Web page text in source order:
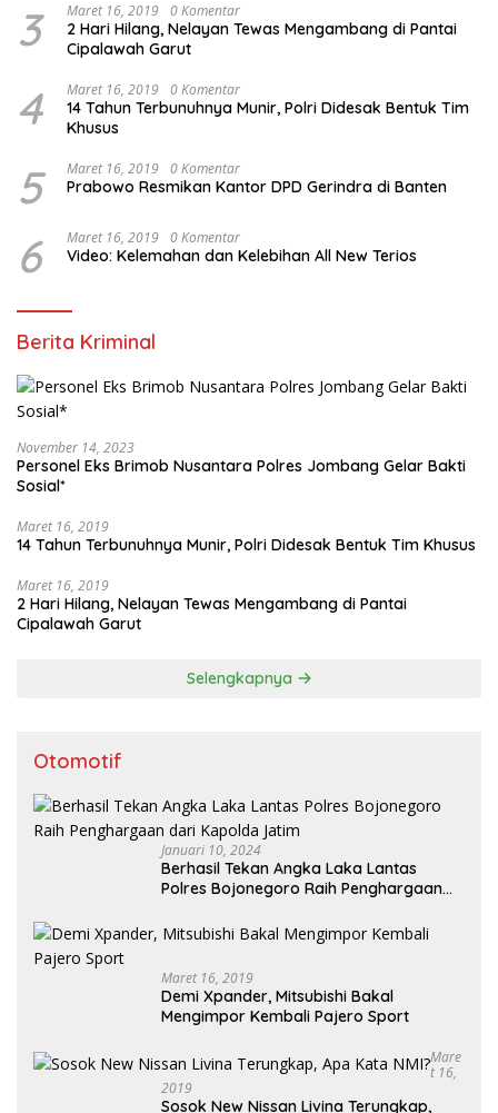
3 Maret 16, 2019 0 Komentar
2 Hari Hilang, Nelayan Tewas Mengambang di Pantai
Cipalawah Garut
4 Maret 16, 2019 0 Komentar
14 Tahun Terbunuhnya Munir, Polri Didesak Bentuk Tim
Khusus
5 Maret 16, 2019 0 Komentar
Prabowo Resmikan Kantor DPD Gerindra di Banten
6 Maret 16, 2019 0 Komentar
Video: Kelemahan dan Kelebihan All New Terios
Berita Kriminal
November 14, 2023
Personel Eks Brimob Nusantara Polres Jombang Gelar Bakti
Sosial*
Maret 16, 2019
14 Tahun Terbunuhnya Munir, Polri Didesak Bentuk Tim Khusus
Maret 16, 2019
2 Hari Hilang, Nelayan Tewas Mengambang di Pantai
Cipalawah Garut
Selengkapnya
Otomotif
Januari 10, 2024
Berhasil Tekan Angka Laka Lantas
Polres Bojonegoro Raih Penghargaan
Maret 16, 2019
Demi Xpander, Mitsubishi Bakal
Mengimpor Kembali Pajero Sport
Mare
T 16,
2019
Sosok New Nissan Livina Terungkap,